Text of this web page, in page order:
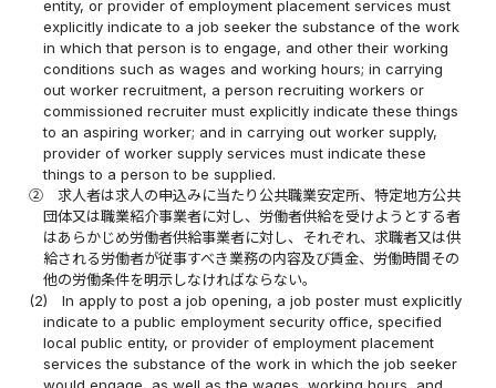
entity, or provider of employment placement services must
explicitly indicate to a job seeker the substance of the work
in which that person is to engage, and other their working
conditions such as wages and working hours; in carrying
out worker recruitment, a person recruiting workers or
commissioned recruiter must explicitly indicate these things
to an aspiring worker; and in carrying out worker supply,
provider of worker supply services must indicate these
things to a person to be supplied.
②
求人者は求人の申込みに当たり公共職業安定所、特定地方公共
団体又は職業紹介事業者に対し、労働者供給を受けようとする者
はあらかじめ労働者供給事業者に対し、それぞれ、求職者又は供
給される労働者が従事すべき業務の内容及び賃金、労働時間その
他の労働条件を明示しなければならない。
(2)
In apply to post a job opening, a job poster must explicitly
indicate to a public employment security office, specified
local public entity, or provider of employment placement
services the substance of the work in which the job seeker
would engage, as well as the wages, working hours, and